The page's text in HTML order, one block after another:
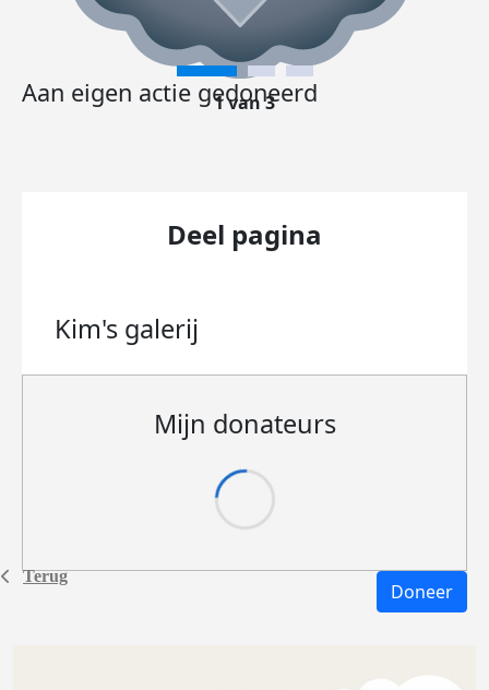
Terug
Aan eigen actie gedoneerd
1 van 3
Deel pagina
Kim's galerij
Mijn donateurs
Doneer